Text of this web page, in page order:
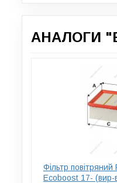
АНАЛОГИ
Фільтр
Ecoboost 17- (вир-